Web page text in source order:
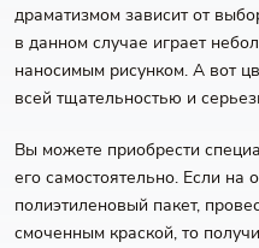
драматизмом зависит от
в данном случае играет
наносимым рисунком. А вот
всей тщательностью и
Вы можете приобрести
его самостоятельно. Если на
полиэтиленовый пакет,
смоченным краской, то